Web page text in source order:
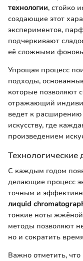
технологии, стойко
создающие этот
экспериментов,
подчеркивают
её сложными
Упрощая процесс
подходы,
которые позволяют
отражающий
ведет к
искусству, где
произведением
Технологические
С каждым годом
делающие процесс
точным и
лиquid
тонкие ноты
методы позволяют
но и сократить
Важно отметить, что